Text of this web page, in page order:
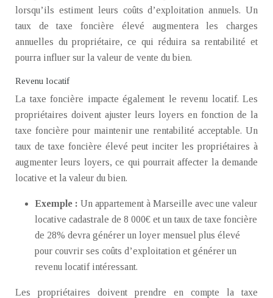
lorsqu’ils estiment leurs coûts d’exploitation annuels. Un
taux de taxe foncière élevé augmentera les charges
annuelles du propriétaire, ce qui réduira sa rentabilité et
pourra influer sur la valeur de vente du bien.
Revenu locatif
La taxe foncière impacte également le revenu locatif. Les
propriétaires doivent ajuster leurs loyers en fonction de la
taxe foncière pour maintenir une rentabilité acceptable. Un
taux de taxe foncière élevé peut inciter les propriétaires à
augmenter leurs loyers, ce qui pourrait affecter la demande
locative et la valeur du bien.
Exemple : Un appartement à Marseille avec une valeur
locative cadastrale de 8 000€ et un taux de taxe foncière
de 28% devra générer un loyer mensuel plus élevé
pour couvrir ses coûts d’exploitation et générer un
revenu locatif intéressant.
Les propriétaires doivent prendre en compte la taxe